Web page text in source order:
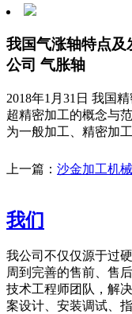
我国气涨轴特点及
公司 气胀轴
2018年1月31日 我国
超精密加工的概念与
为一般加工、精密加
上一篇： 沙金加工机械
我们
我公司不仅仅源于过
周到完善的售前、售
技术工程师团队，解
案设计、安装调试、